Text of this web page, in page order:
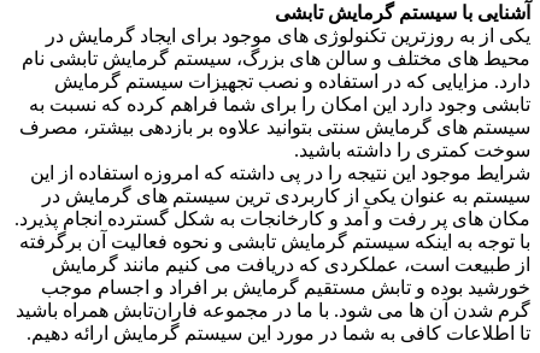
آشنایی با سیستم گرمایش تابشی
یکی از به روزترین تکنولوژی های موجود برای ایجاد گرمایش در
محیط های مختلف و سالن های بزرگ، سیستم گرمایش تابشی نام
دارد. مزایایی که در استفاده و نصب تجهیزات سیستم گرمایش
تابشی وجود دارد این امکان را برای شما فراهم کرده که نسبت به
سیستم های گرمایش سنتی بتوانید علاوه بر بازدهی بیشتر، مصرف
سوخت کمتری را داشته باشید.
شرایط موجود این نتیجه را در پی داشته که امروزه استفاده از این
سیستم به عنوان یکی از کاربردی ترین سیستم های گرمایش در
مکان های پر رفت و آمد و کارخانجات به شکل گسترده انجام پذیرد.
با توجه به اینکه سیستم گرمایش تابشی و نحوه فعالیت آن برگرفته
از طبیعت است، عملکردی که دریافت می‌ کنیم مانند گرمایش
خورشید بوده و تابش مستقیم گرمایش بر افراد و اجسام موجب
گرم شدن آن ها می شود. با ما در مجموعه فاران‌تابش همراه باشید
تا اطلاعات کافی به شما در مورد این سیستم گرمایش ارائه دهیم.